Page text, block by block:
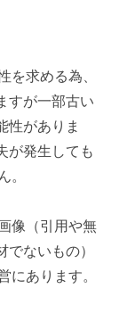
を求める為、
すが一部古い
性がありま
が発生しても
。
像（引用や無
ないもの）
にあります。